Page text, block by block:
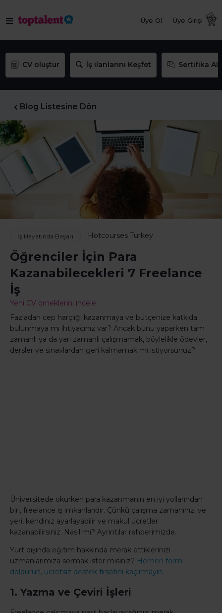
Üye Ol Üye Girişi
CV oluştur İş ilanlarını Keşfet Sertifika AL
Blog Listesine Dön
İş Hayatında Başarı Hotcourses Turkey
Öğrenciler İçin Para
Kazanabilecekleri 7 Freelance
İş
Yeni CV örneklerini incele
Fazladan cep harçlığı kazanmaya ve bütçenize katkıda
bulunmaya mı ihtiyacınız var? Ancak bunu yaparken tam
zamanlı ya da yarı zamanlı çalışmamak, böylelikle ödevler,
dersler ve sınavlardan geri kalmamak mı istiyorsunuz?
Üniversitede okurken para kazanmanın en iyi yollarından
biri, freelance iş imkanlarıdır. Çünkü çalışma zamanınızı ve
yeri, kendiniz ayarlayabilir ve makul ücretler
kazanabilirsiniz. Nasıl mı? Ayrıntılar rehberimizde.
Yurt dışında eğitim hakkında merak ettiklerinizi
uzmanlarımıza sormak ister misiniz? Hemen form
doldurun, ücretsiz destek fırsatını kaçırmayın.
1. Yazma ve Çeviri İşleri